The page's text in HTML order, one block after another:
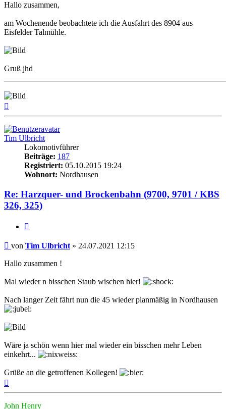
Hallo zusammen,
am Wochenende beobachtete ich die Ausfahrt des 8904 aus
Eisfelder Talmühle.
Gruß jhd
Tim Ulbricht
Lokomotivführer
Beiträge: 187
Registriert: 05.10.2015 19:24
Wohnort: Nordhausen
Re: Harzquer- und Brockenbahn (9700, 9701 / KBS
326, 325)
Beitrag
von Tim Ulbricht » 24.07.2021 12:15
Hallo zusammen !
Mal wieder n bisschen Staub wischen hier!
Nach langer Zeit fährt nun die 45 wieder planmäßig in Nordhausen
Wäre ja schön wenn hier mal wieder ein bisschen mehr Leben
einkehrt...
Grüße an die getroffenen Kollegen!
John Henry